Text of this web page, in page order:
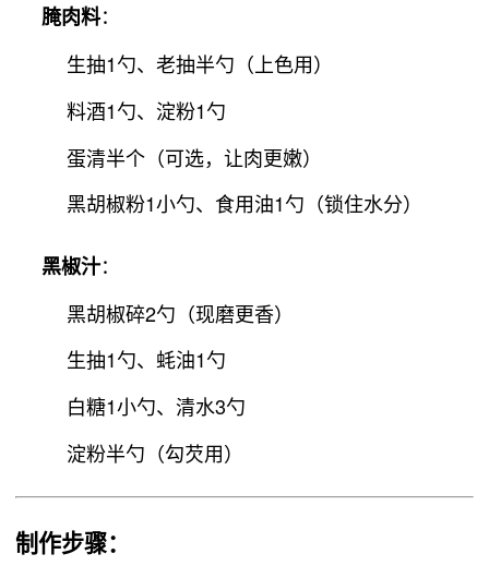
腌肉料：
生抽1勺、老抽半勺（上色用）
料酒1勺、淀粉1勺
蛋清半个（可选，让肉更嫩）
黑胡椒粉1小勺、食用油1勺（锁住水分）
黑椒汁：
黑胡椒碎2勺（现磨更香）
生抽1勺、蚝油1勺
白糖1小勺、清水3勺
淀粉半勺（勾芡用）
制作步骤：